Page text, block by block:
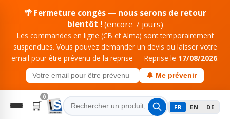
🌴 Fermeture congés — nous serons de retour
bientôt !(encore 7 jours)
Les commandes en ligne (CB et Alma) sont temporairement
suspendues. Vous pouvez demander un devis ou laisser votre
email pour être prévenu de la reprise — Reprise le 17/08/2026.
🔔 Me prévenir
🛒
0
FR EN DE